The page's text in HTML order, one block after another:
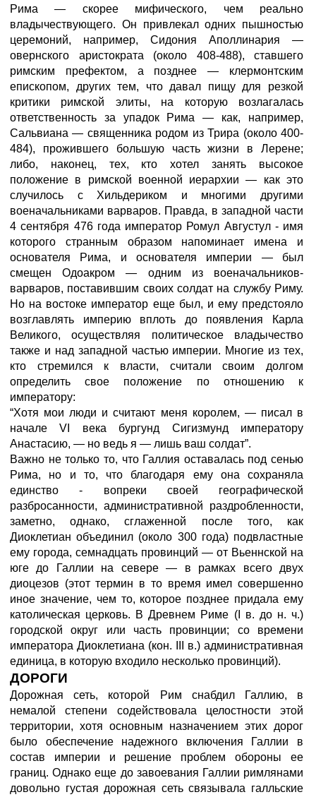
Рима — скорее мифического, чем реально
владычествующего. Он привлекал одних пышностью
церемоний, например, Сидония Аполлинария —
овернского аристократа (около 408-488), ставшего
римским префектом, а позднее — клермонтским
епископом, других тем, что давал пищу для резкой
критики римской элиты, на которую возлагалась
ответственность за упадок Рима — как, например,
Сальвиана — священника родом из Трира (около 400-
484), прожившего большую часть жизни в Лерене;
либо, наконец, тех, кто хотел занять высокое
положение в римской военной иерархии — как это
случилось с Хильдериком и многими другими
военачальниками варваров. Правда, в западной части
4 сентября 476 года император Ромул Августул - имя
которого странным образом напоминает имена и
основателя Рима, и основателя империи — был
смещен Одоакром — одним из военачальников-
варваров, поставившим своих солдат на службу Риму.
Но на востоке император еще был, и ему предстояло
возглавлять империю вплоть до появления Карла
Великого, осуществляя политическое владычество
также и над западной частью империи. Многие из тех,
кто стремился к власти, считали своим долгом
определить свое положение по отношению к
императору:
“Хотя мои люди и считают меня королем, — писал в
начале VI века бургунд Сигизмунд императору
Анастасию, — но ведь я — лишь ваш солдат”.
Важно не только то, что Галлия оставалась под сенью
Рима, но и то, что благодаря ему она сохраняла
единство - вопреки своей географической
разбросанности, административной раздробленности,
заметно, однако, сглаженной после того, как
Диоклетиан объединил (около 300 года) подвластные
ему города, семнадцать провинций — от Вьеннской на
юге до Галлии на севере — в рамках всего двух
диоцезов (этот термин в то время имел совершенно
иное значение, чем то, которое позднее придала ему
католическая церковь. В Древнем Риме (I в. до н. ч.)
городской округ или часть провинции; со времени
императора Диоклетиана (кон. III в.) административная
единица, в которую входило несколько провинций).
ДОРОГИ
Дорожная сеть, которой Рим снабдил Галлию, в
немалой степени содействовала целостности этой
территории, хотя основным назначением этих дорог
было обеспечение надежного включения Галлии в
состав империи и решение проблем обороны ее
границ. Однако еще до завоевания Галлии римлянами
довольно густая дорожная сеть связывала галльские